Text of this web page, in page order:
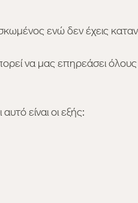
ενώ δεν έχεις
να μας επηρεάσει
είναι οι εξής: